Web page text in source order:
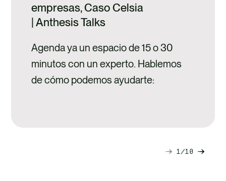
empresas, Caso Celsia
| Anthesis Talks
Agenda ya un espacio de 15 o 30
minutos con un experto. Hablemos
de cómo podemos ayudarte:
Next
1 10